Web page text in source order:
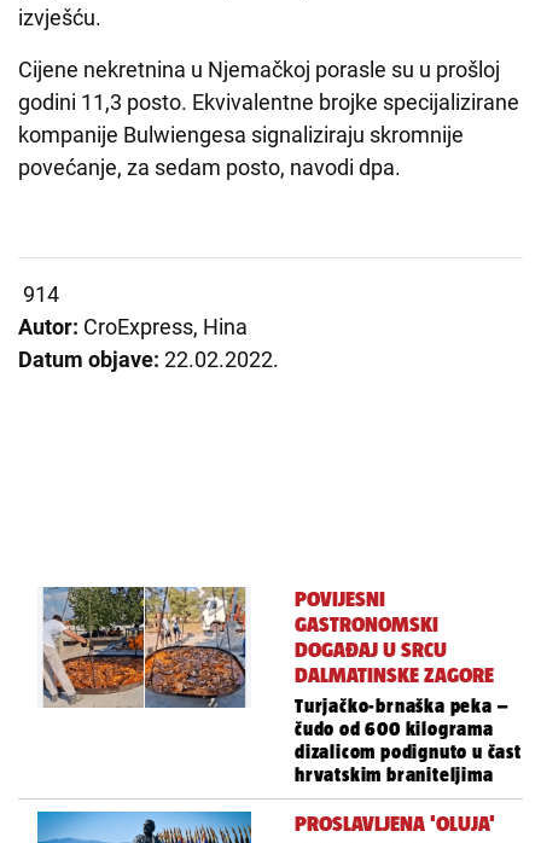
izvješću.
Cijene nekretnina u Njemačkoj porasle su u prošloj
godini 11,3 posto. Ekvivalentne brojke specijalizirane
kompanije Bulwiengesa signaliziraju skromnije
povećanje, za sedam posto, navodi dpa.
914
Autor: CroExpress, Hina
Datum objave: 22.02.2022.
POVIJESNI
GASTRONOMSKI
DOGAĐAJ U SRCU
DALMATINSKE ZAGORE
Turjačko-brnaška peka –
čudo od 600 kilograma
dizalicom podignuto u čast
hrvatskim braniteljima
PROSLAVLJENA 'OLUJA'